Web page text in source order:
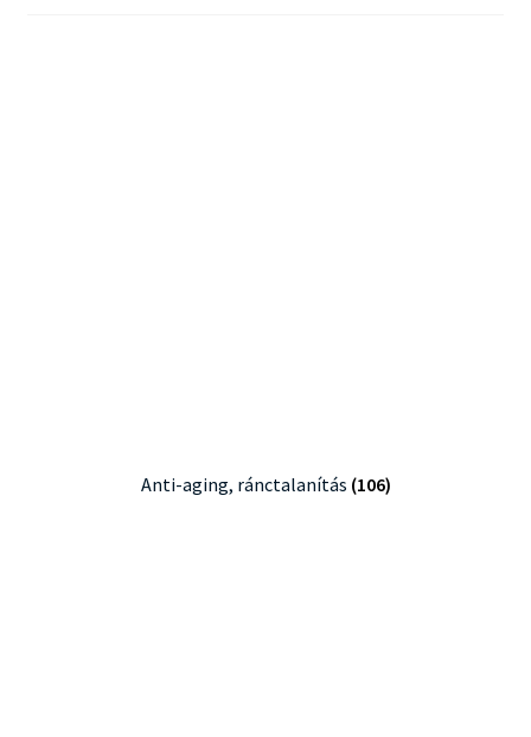
Anti-aging, ránctalanítás (106)